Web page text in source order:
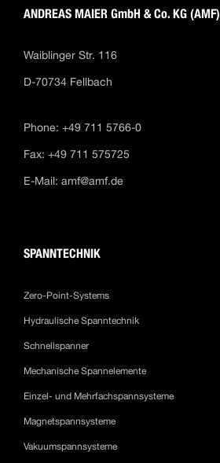
ANDREAS MAIER GmbH & Co. KG (AMF)
Waiblinger Str. 116
D-70734 Fellbach
Phone: +49 711 5766-0
Fax: +49 711 575725
E-Mail: amf@amf.de
SPANNTECHNIK
Zero-Point-Systems
Hydraulische Spanntechnik
Schnellspanner
Mechanische Spannelemente
Einzel- und Mehrfachspannsysteme
Magnetspannsysteme
Vakuumspannsysteme